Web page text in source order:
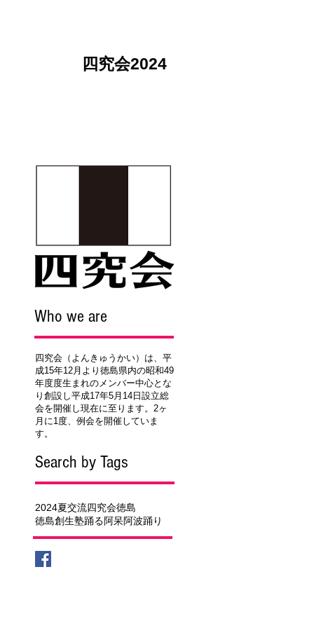
四究会2024
四究会（よんきゅうかい）は、平
成15年12月より徳島県内の昭和49
年度度生まれのメンバー中心とな
り創設し平成17年5月14日設立総
会を開催し現在に至ります。2ヶ
月に1度、例会を開催していま
す。
2024夏交流四究会徳島
徳島創生塾踊る阿呆阿波踊り
Who we are
Search by Tags